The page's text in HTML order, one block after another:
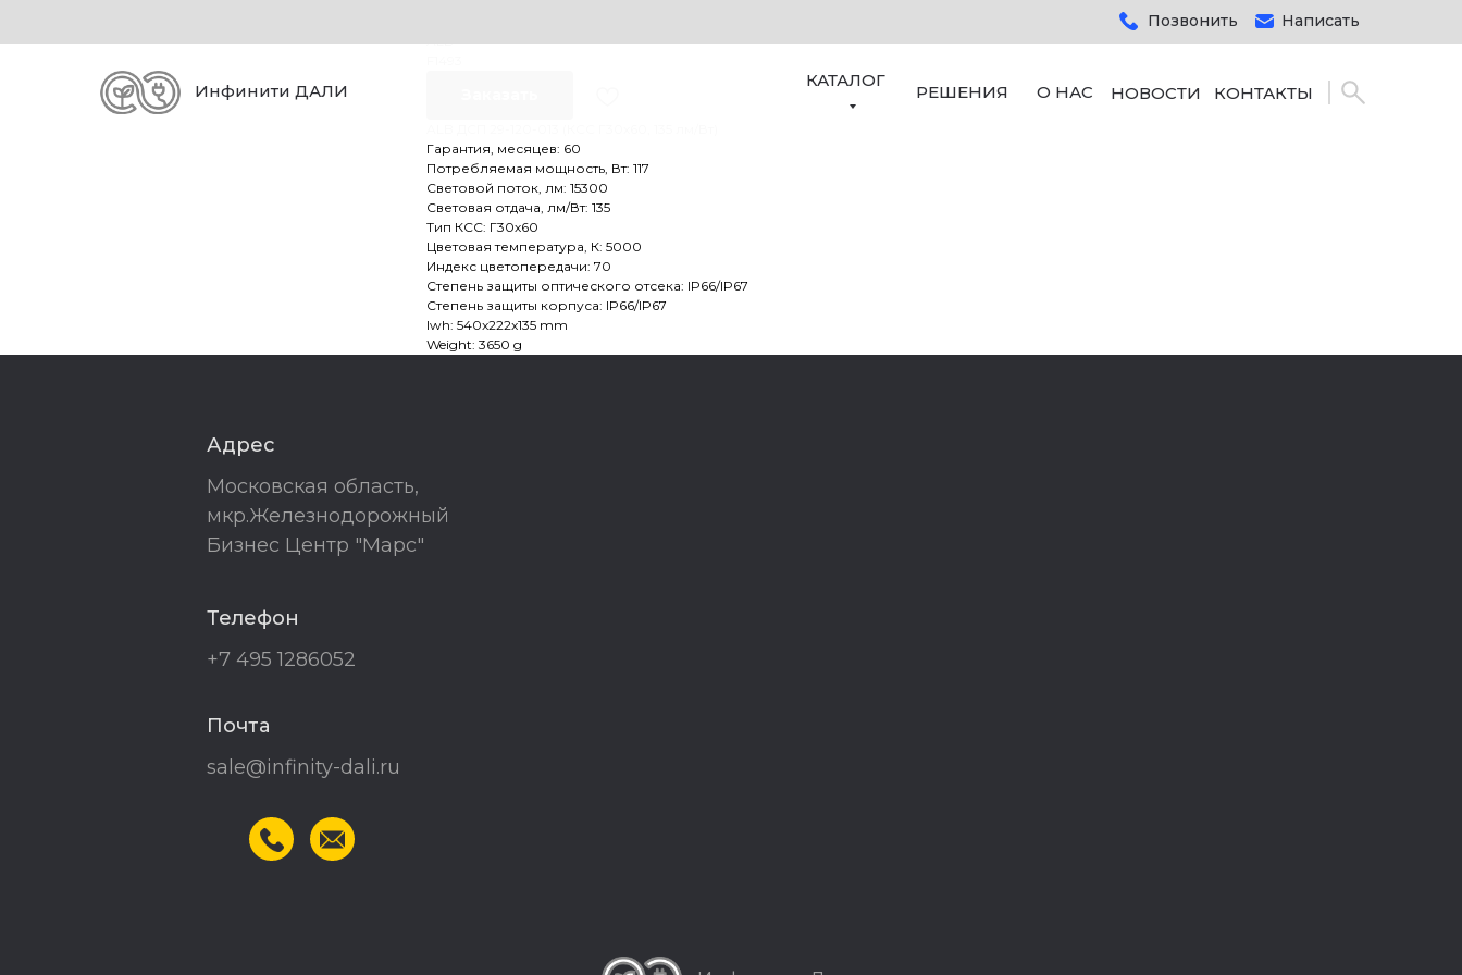
Позвонить
Инфинити ДАЛИ
Написать
КАТАЛОГ
РЕШЕНИЯ О НАС НОВОСТИ КОНТАКТЫ
ALB
Гарантия, месяцев: 60
Потребляемая мощность, Вт: 117
Световой поток, лм: 15300
Световая отдача, лм/Вт: 135
Тип КСС: Г30х60
Цветовая температура, К: 5000
Индекс цветопередачи: 70
Степень защиты оптического отсека: IP66/IP67
Степень защиты корпуса: IP66/IP67
lwh: 540x222x135 mm
Weight: 3650 g
Адрес
Московская область,
мкр.Железнодорожный
Бизнес Центр "Марс"
Телефон
+7 495 1286052
Почта
sale@infinity-dali.ru